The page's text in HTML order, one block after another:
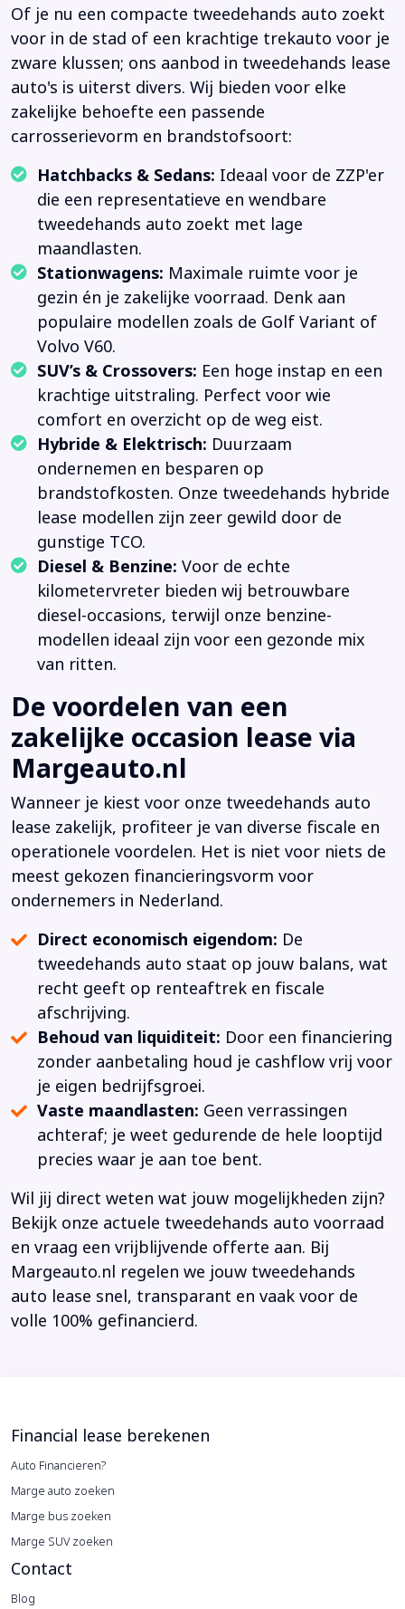
Of je nu een compacte tweedehands auto zoekt
voor in de stad of een krachtige trekauto voor je
zware klussen; ons aanbod in tweedehands lease
auto's is uiterst divers. Wij bieden voor elke
zakelijke behoefte een passende
carrosserievorm en brandstofsoort:
Hatchbacks & Sedans: Ideaal voor de ZZP'er
die een representatieve en wendbare
tweedehands auto zoekt met lage
maandlasten.
Stationwagens: Maximale ruimte voor je
gezin én je zakelijke voorraad. Denk aan
populaire modellen zoals de Golf Variant of
Volvo V60.
SUV’s & Crossovers: Een hoge instap en een
krachtige uitstraling. Perfect voor wie
comfort en overzicht op de weg eist.
Hybride & Elektrisch: Duurzaam
ondernemen en besparen op
brandstofkosten. Onze tweedehands hybride
lease modellen zijn zeer gewild door de
gunstige TCO.
Diesel & Benzine: Voor de echte
kilometervreter bieden wij betrouwbare
diesel-occasions, terwijl onze benzine-
modellen ideaal zijn voor een gezonde mix
van ritten.
De voordelen van een
zakelijke occasion lease via
Margeauto.nl
Wanneer je kiest voor onze tweedehands auto
lease zakelijk, profiteer je van diverse fiscale en
operationele voordelen. Het is niet voor niets de
meest gekozen financieringsvorm voor
ondernemers in Nederland.
Direct economisch eigendom: De
tweedehands auto staat op jouw balans, wat
recht geeft op renteaftrek en fiscale
afschrijving.
Behoud van liquiditeit: Door een financiering
zonder aanbetaling houd je cashflow vrij voor
je eigen bedrijfsgroei.
Vaste maandlasten: Geen verrassingen
achteraf; je weet gedurende de hele looptijd
precies waar je aan toe bent.
Wil jij direct weten wat jouw mogelijkheden zijn?
Bekijk onze actuele tweedehands auto voorraad
en vraag een vrijblijvende offerte aan. Bij
Margeauto.nl regelen we jouw tweedehands
auto lease snel, transparant en vaak voor de
volle 100% gefinancierd.
Financial lease berekenen
Auto Financieren?
Marge auto zoeken
Marge bus zoeken
Marge SUV zoeken
Contact
Blog